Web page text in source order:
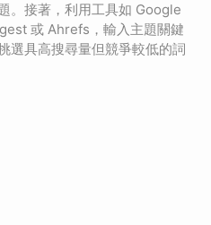
。接著，利用工具如 Google
或 Ahrefs，輸入主題關鍵
選具高搜尋量但競爭較低的詞